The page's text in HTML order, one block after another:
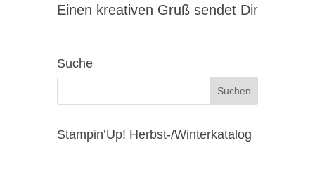
Einen kreativen Gruß sendet Dir
Suche
Stampin’Up! Herbst-/Winterkatalog